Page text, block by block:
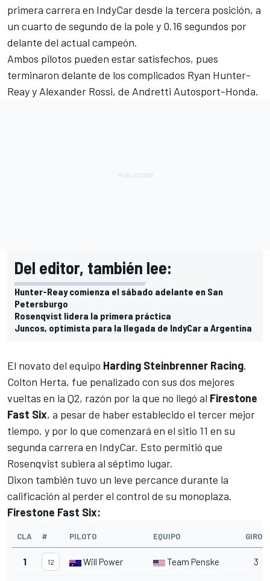
primera carrera en IndyCar desde la tercera posición, a
un cuarto de segundo de la pole y 0.16 segundos por
delante del actual campeón.
Ambos pilotos pueden estar satisfechos, pues
terminaron delante de los complicados Ryan Hunter-
Reay y Alexander Rossi, de Andretti Autosport-Honda.
Del editor, también lee:
Hunter-Reay comienza el sábado adelante en San
Petersburgo
Rosenqvist lidera la primera práctica
Juncos, optimista para la llegada de IndyCar a Argentina
El novato del equipo Harding Steinbrenner Racing,
Colton Herta, fue penalizado con sus dos mejores
vueltas en la Q2, razón por la que no llegó al Firestone
Fast Six, a pesar de haber establecido el tercer mejor
tiempo. y por lo que comenzará en el sitio 11 en su
segunda carrera en IndyCar. Esto permitió que
Rosenqvist subiera al séptimo lugar.
Dixon también tuvo un leve percance durante la
calificación al perder el control de su monoplaza.
Firestone Fast Six:
CLA # PILOTO EQUIPO GIROS
1 12 Will Power Team Penske 3